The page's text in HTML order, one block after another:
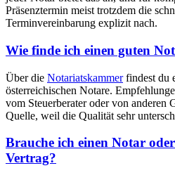
Präsenztermin meist trotzdem die
Terminvereinbarung explizit nach.
Wie finde ich einen guten
Über die Notariatskammerfindest du
österreichischen Notare.
vom Steuerberater oder von anderen
Quelle, weil die Qualität sehr
Brauche ich einen Notar
Vertrag?